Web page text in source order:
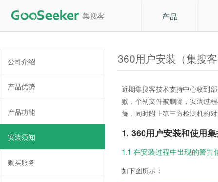
产品
公司介绍
产品优势
产品功能
安装须知
购买服务
360用户安装（集搜
近期集搜客技术支持中心收到
败，个别文件被删除，安装过
施，同时附上第三方检测机构
1. 360用户安装和使用
1.1 在安装过程中出现的警告
如下图所示：